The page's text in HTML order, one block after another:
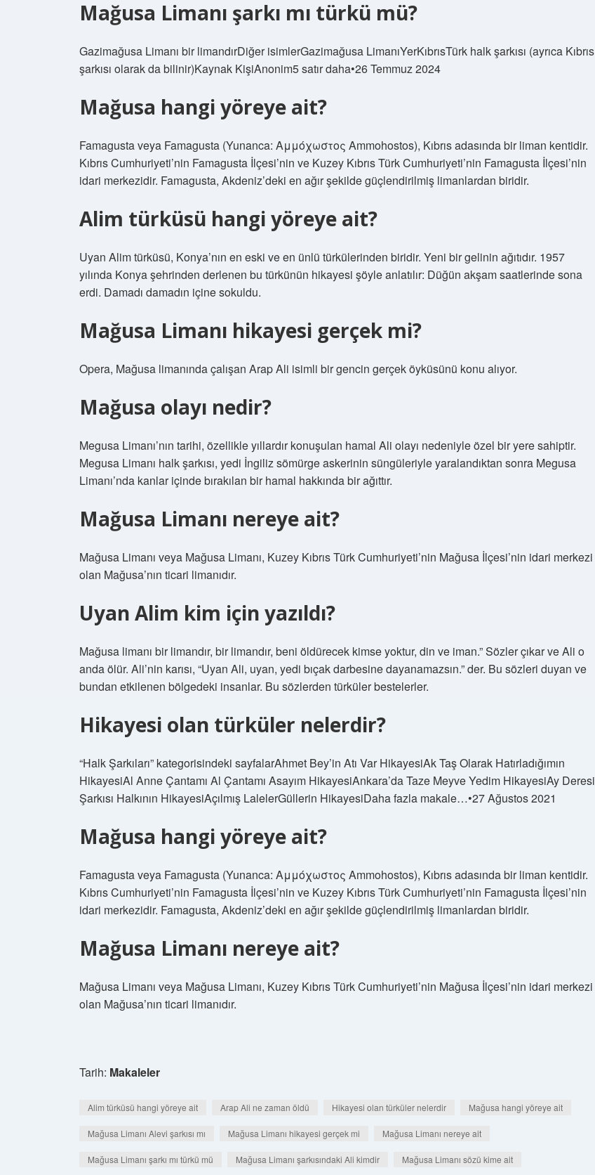
Mağusa Limanı şarkı mı türkü mü?
Gazimağusa Limanı bir limandırDiğer isimlerGazimağusa LimanıYerKıbrısTürk halk şarkısı (ayrıca Kıbrıs
şarkısı olarak da bilinir)Kaynak KişiAnonim5 satır daha•26 Temmuz 2024
Mağusa hangi yöreye ait?
Famagusta veya Famagusta (Yunanca: Αμμόχωστος Ammohostos), Kıbrıs adasında bir liman kentidir.
Kıbrıs Cumhuriyeti’nin Famagusta İlçesi’nin ve Kuzey Kıbrıs Türk Cumhuriyeti’nin Famagusta İlçesi’nin
idari merkezidir. Famagusta, Akdeniz’deki en ağır şekilde güçlendirilmiş limanlardan biridir.
Alim türküsü hangi yöreye ait?
Uyan Alim türküsü, Konya’nın en eski ve en ünlü türkülerinden biridir. Yeni bir gelinin ağıtıdır. 1957
yılında Konya şehrinden derlenen bu türkünün hikayesi şöyle anlatılır: Düğün akşam saatlerinde sona
erdi. Damadı damadın içine sokuldu.
Mağusa Limanı hikayesi gerçek mi?
Opera, Mağusa limanında çalışan Arap Ali isimli bir gencin gerçek öyküsünü konu alıyor.
Mağusa olayı nedir?
Megusa Limanı’nın tarihi, özellikle yıllardır konuşulan hamal Ali olayı nedeniyle özel bir yere sahiptir.
Megusa Limanı halk şarkısı, yedi İngiliz sömürge askerinin süngüleriyle yaralandıktan sonra Megusa
Limanı’nda kanlar içinde bırakılan bir hamal hakkında bir ağıttır.
Mağusa Limanı nereye ait?
Mağusa Limanı veya Mağusa Limanı, Kuzey Kıbrıs Türk Cumhuriyeti’nin Mağusa İlçesi’nin idari merkezi
olan Mağusa’nın ticari limanıdır.
Uyan Alim kim için yazıldı?
Mağusa limanı bir limandır, bir limandır, beni öldürecek kimse yoktur, din ve iman.” Sözler çıkar ve Ali o
anda ölür. Ali’nin karısı, “Uyan Ali, uyan, yedi bıçak darbesine dayanamazsın.” der. Bu sözleri duyan ve
bundan etkilenen bölgedeki insanlar. Bu sözlerden türküler bestelerler.
Hikayesi olan türküler nelerdir?
“Halk Şarkıları” kategorisindeki sayfalarAhmet Bey’in Atı Var HikayesiAk Taş Olarak Hatırladığımın
HikayesiAl Anne Çantamı Al Çantamı Asayım HikayesiAnkara’da Taze Meyve Yedim HikayesiAy Deresi
Şarkısı Halkının HikayesiAçılmış LalelerGüllerin HikayesiDaha fazla makale…•27 Ağustos 2021
Mağusa hangi yöreye ait?
Famagusta veya Famagusta (Yunanca: Αμμόχωστος Ammohostos), Kıbrıs adasında bir liman kentidir.
Kıbrıs Cumhuriyeti’nin Famagusta İlçesi’nin ve Kuzey Kıbrıs Türk Cumhuriyeti’nin Famagusta İlçesi’nin
idari merkezidir. Famagusta, Akdeniz’deki en ağır şekilde güçlendirilmiş limanlardan biridir.
Mağusa Limanı nereye ait?
Mağusa Limanı veya Mağusa Limanı, Kuzey Kıbrıs Türk Cumhuriyeti’nin Mağusa İlçesi’nin idari merkezi
olan Mağusa’nın ticari limanıdır.
Tarih: Makaleler
Alim türküsü hangi yöreye ait Arap Ali ne zaman öldü Hikayesi olan türküler nelerdir Mağusa hangi yöreye ait
Mağusa Limanı Alevi şarkısı mı Mağusa Limanı hikayesi gerçek mi Mağusa Limanı nereye ait
Mağusa Limanı şarkı mı türkü mü Mağusa Limanı şarkısındaki Ali kimdir Mağusa Limanı sözü kime ait